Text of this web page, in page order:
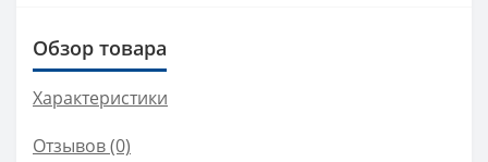
Обзор товара
Характеристики
Отзывов (0)